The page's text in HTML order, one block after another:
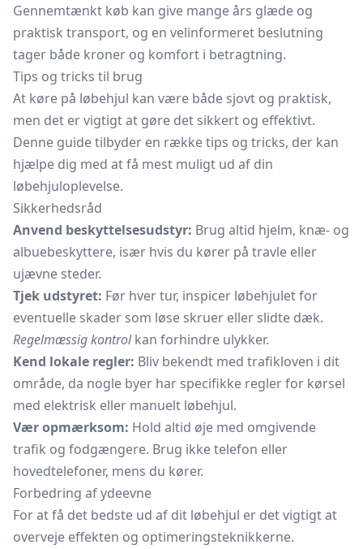
Gennemtænkt køb kan give mange års glæde og
praktisk transport, og en velinformeret beslutning
tager både kroner og komfort i betragtning.
Tips og tricks til brug
At køre på løbehjul kan være både sjovt og praktisk,
men det er vigtigt at gøre det sikkert og effektivt.
Denne guide tilbyder en række tips og tricks, der kan
hjælpe dig med at få mest muligt ud af din
løbehjuloplevelse.
Sikkerhedsråd
Anvend beskyttelsesudstyr: Brug altid hjelm, knæ- og
albuebeskyttere, især hvis du kører på travle eller
ujævne steder.
Tjek udstyret: Før hver tur, inspicer løbehjulet for
eventuelle skader som løse skruer eller slidte dæk.
Regelmæssig kontrolkan forhindre ulykker.
Kend lokale regler: Bliv bekendt med trafikloven i dit
område, da nogle byer har specifikke regler for kørsel
med elektrisk eller manuelt løbehjul.
Vær opmærksom: Hold altid øje med omgivende
trafik og fodgængere. Brug ikke telefon eller
hovedtelefoner, mens du kører.
Forbedring af ydeevne
For at få det bedste ud af dit løbehjul er det vigtigt at
overveje effekten og optimeringsteknikkerne.